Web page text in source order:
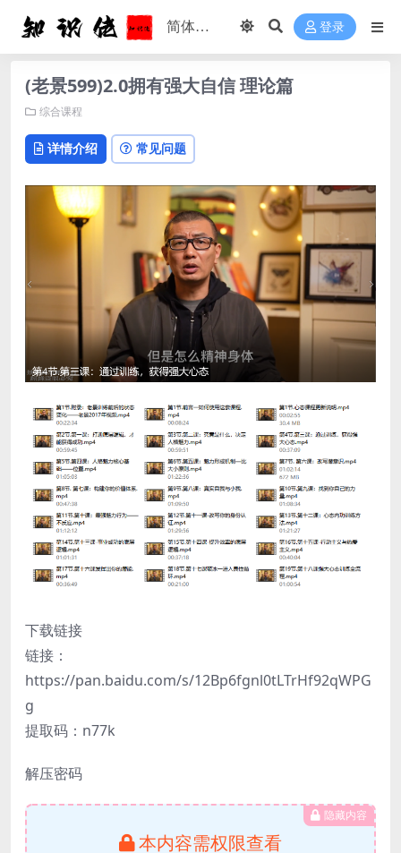
登录
(老景599)2.0拥有强大自信 理论篇
综合课程
详情介绍 常见问题
下载链接
链接：
https://pan.baidu.com/s/12Bp6fgnl0tLTrHf92qWPG
g
提取码：n77k
解压密码
隐藏内容
本内容需权限查看